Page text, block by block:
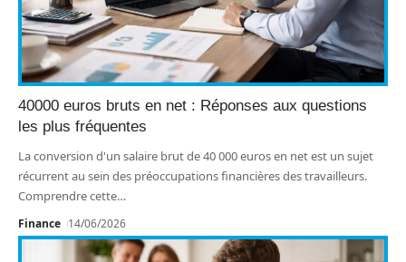
40000 euros bruts en net : Réponses aux questions
les plus fréquentes
La conversion d'un salaire brut de 40 000 euros en net est un sujet
récurrent au sein des préoccupations financières des travailleurs.
Comprendre cette…
Finance 14/06/2026